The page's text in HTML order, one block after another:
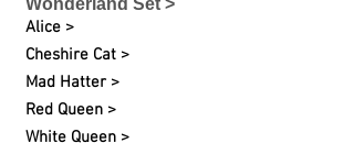
Wonderland Set >
Alice >
Cheshire Cat >
Mad Hatter >
Red Queen >
White Queen >